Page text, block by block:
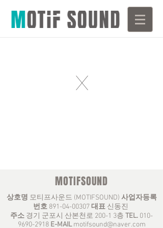
X
MOTIFSOUND
상호명 모티프사운드 (MOTIFSOUND) 사업자등록
번호 891-04-00307대표 신동진
주소 경기 군포시 산본천로 200-1 3층 TEL. 010-
9690-2918 E-MAIL motifsound@naver.com